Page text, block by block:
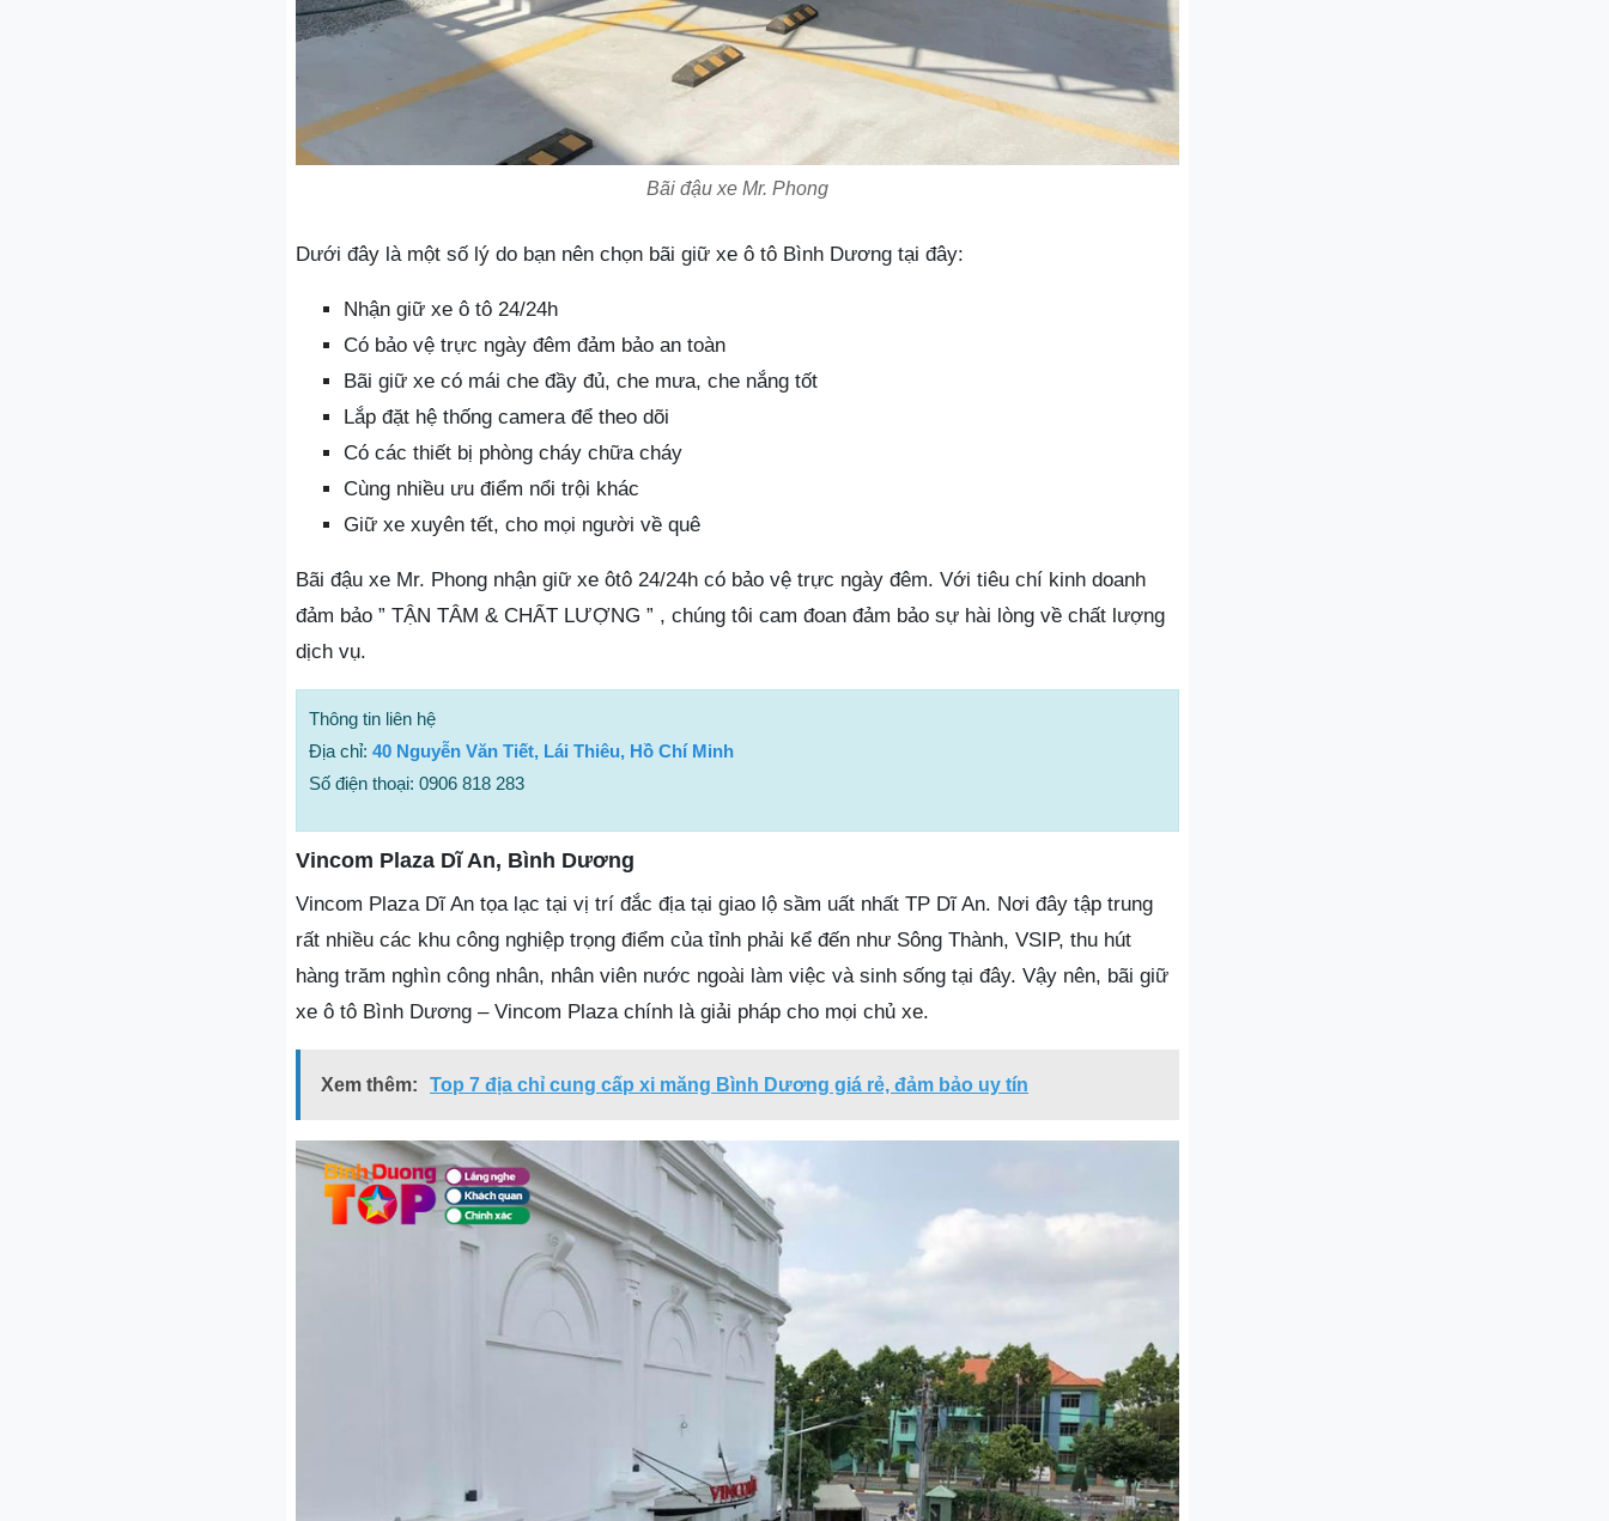
Bãi đậu xe Mr. Phong
Dưới đây là một số lý do bạn nên chọn bãi giữ xe ô tô Bình Dương tại đây:
Nhận giữ xe ô tô 24/24h
Có bảo vệ trực ngày đêm đảm bảo an toàn
Bãi giữ xe có mái che đầy đủ, che mưa, che nắng tốt
Lắp đặt hệ thống camera để theo dõi
Có các thiết bị phòng cháy chữa cháy
Cùng nhiều ưu điểm nổi trội khác
Giữ xe xuyên tết, cho mọi người về quê
Bãi đậu xe Mr. Phong nhận giữ xe ôtô 24/24h có bảo vệ trực ngày đêm. Với tiêu chí kinh doanh
đảm bảo ” TẬN TÂM & CHẤT LƯỢNG ” , chúng tôi cam đoan đảm bảo sự hài lòng về chất lượng
dịch vụ.
Thông tin liên hệ
Địa chỉ: 40 Nguyễn Văn Tiết, Lái Thiêu, Hồ Chí Minh
Số điện thoại: 0906 818 283
Vincom Plaza Dĩ An, Bình Dương
Vincom Plaza Dĩ An tọa lạc tại vị trí đắc địa tại giao lộ sầm uất nhất TP Dĩ An. Nơi đây tập trung
rất nhiều các khu công nghiệp trọng điểm của tỉnh phải kể đến như Sông Thành, VSIP, thu hút
hàng trăm nghìn công nhân, nhân viên nước ngoài làm việc và sinh sống tại đây. Vậy nên, bãi giữ
xe ô tô Bình Dương – Vincom Plaza chính là giải pháp cho mọi chủ xe.
Xem thêm: Top 7 địa chỉ cung cấp xi măng Bình Dương giá rẻ, đảm bảo uy tín